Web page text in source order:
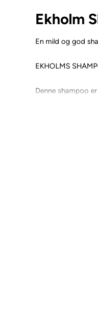
Ekholm
En mild og god
EKHOLMS
Denne shampoo
Ekholm
Flere hundeejere
minutter. Fordi
sidste vask.
Sådan anvender
Gør dyret